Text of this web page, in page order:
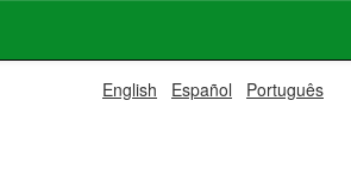
English Español Português